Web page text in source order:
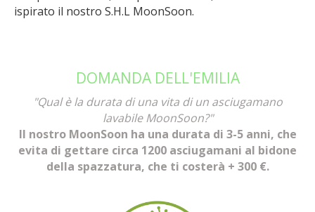
ispirato il nostro S.H.L MoonSoon.
DOMANDA DELL'EMILIA
"Qual è la durata di una vita di un asciugamano
lavabile MoonSoon?"
Il nostro MoonSoon ha una durata di 3-5 anni, che
evita di gettare circa 1200 asciugamani al bidone
della spazzatura, che ti costerà + 300 €.